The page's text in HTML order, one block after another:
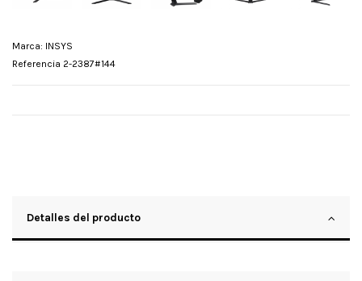
Marca: INSYS
Referencia 2-2387#144
Detalles del producto